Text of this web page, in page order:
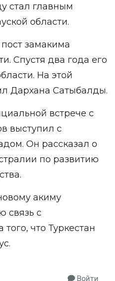
стал главным
области.
замакима
Спустя два года его
На этой
Дархана Сатыбалды.
встрече с
выступил с
Он рассказал о
по развитию
акиму
связь с
что Туркестан
Войти